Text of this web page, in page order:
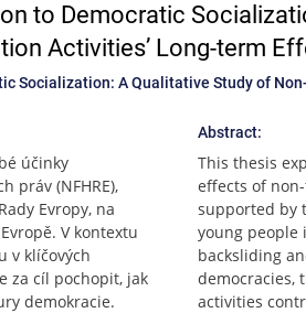
to Democratic
Activities’ Long-term
Socialization: A Qualitative Study of
účinky
práv (NFHRE),
Evropy, na
V kontextu
v klíčových
za cíl pochopit, jak
demokracie.
Abstract:
This thesis
effects of
supported by
young people
backsliding
democracies,
activities